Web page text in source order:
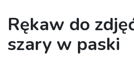
Rękaw do
szary w paski